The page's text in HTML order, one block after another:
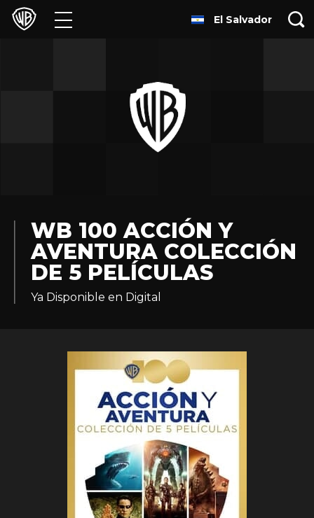
Películas
Juegos y Aplicaciones
Experiencias
HBO Max
El Salvador
WB 100 ACCIÓN Y
AVENTURA COLECCIÓN
DE 5 PELÍCULAS
Ya Disponible en Digital